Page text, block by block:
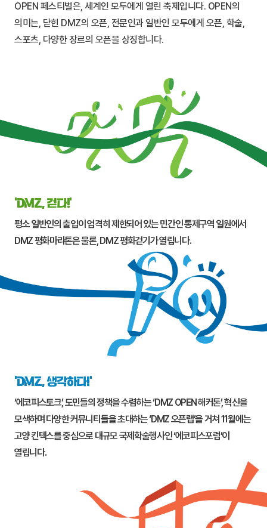
OPEN 페스티벌은, 세계인 모두에게 열린 축제입니다. OPEN의
의미는, 닫힌 DMZ의 오픈, 전문인과 일반인 모두에게 오픈, 학술,
스포츠, 다양한 장르의 오픈을 상징합니다.
‘DMZ, 걷다!’
평소 일반인의 출입이 엄격히 제한되어 있는 민간인 통제구역 일원에서
DMZ 평화마라톤은 물론, DMZ 평화걷기가 열립니다.
‘DMZ, 생각하다!’
‘에코피스토크’, 도민들의 정책을 수렴하는 ‘DMZ OPEN 해커톤’, 혁신을
모색하며 다양한 커뮤니티들을 초대하는 ‘DMZ 오픈랩’을 거쳐 11월에는
고양킨텍스를 중심으로 대규모 국제학술행사인 ‘에코피스포럼’이
열립니다.